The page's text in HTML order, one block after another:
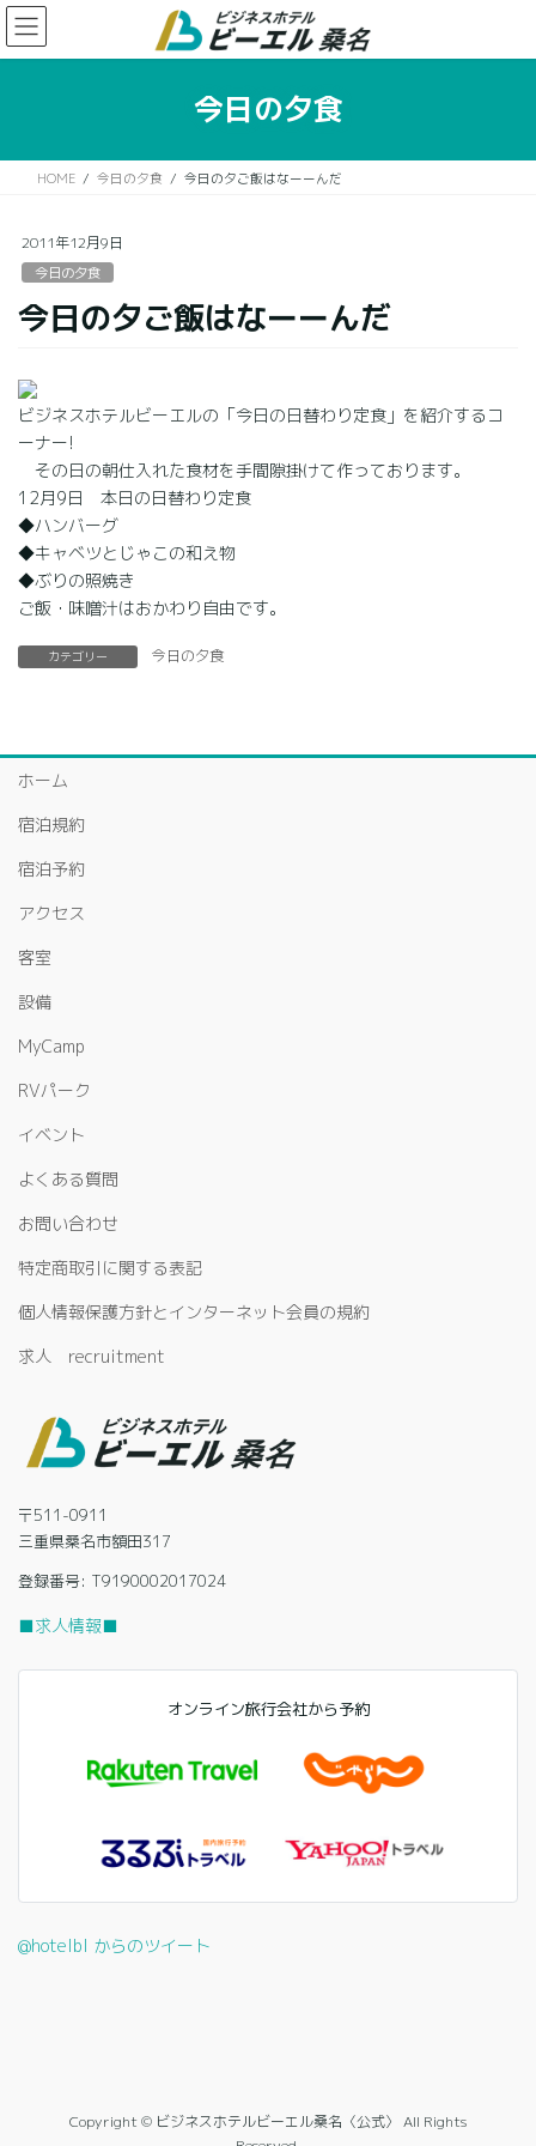
コ
ン
テ
移
ナ
ビ
ゲ
ン
今日の夕食
HOME 今日の夕食 今日の夕ご飯はなーーんだ
2011年12月9日
今日の夕食
今日の夕ご飯はなーーんだ
ビジネスホテルビーエルの「今日の日替わり定食」を紹介するコ
ーナー!
その日の朝仕入れた食材を手間隙掛けて作っております。
12月9日 本日の日替わり定食
◆ハンバーグ
◆キャベツとじゃこの和え物
◆ぶりの照焼き
ご飯・味噌汁はおかわり自由です。
カテゴリー 今日の夕食
ホーム
宿泊規約
宿泊予約
アクセス
客室
設備
MyCamp
RVパーク
イベント
よくある質問
お問い合わせ
特定商取引に関する表記
個人情報保護方針とインターネット会員の規約
求人 recruitment
〒511-0911
三重県桑名市額田317
登録番号: T9190002017024
■求人情報■
オンライン旅行会社から予約
@hotelbl からのツイート
Copyright © ビジネスホテルビーエル桑名〈公式〉 All Rights